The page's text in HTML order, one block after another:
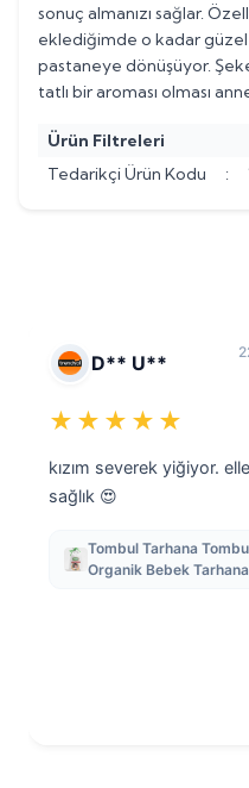
sonuç almanızı sağlar.
eklediğimde o kadar
pastaneye dönüşüyor.
tatlı bir aroması olması
Ürün Filtreleri
Tedarikçi Ürün Kodu
:
D** U**
★★★★★
kızım severek yiğiyor.
sağlık 😍
Tombul Tarhana
Organik Bebek